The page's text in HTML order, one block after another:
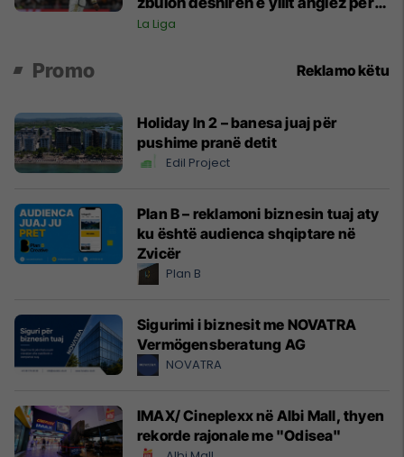
largim
La Liga
Promo Reklamo këtu
Holiday In 2 – banesa juaj për
pushime pranë detit
Edil Project
Plan B – reklamoni biznesin tuaj aty
ku është audienca shqiptare në
Zvicër
Plan B
Sigurimi i biznesit me NOVATRA
Vermögensberatung AG
NOVATRA
IMAX/ Cineplexx në Albi Mall, thyen
rekorde rajonale me "Odisea"